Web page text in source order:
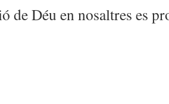
de Déu en nosaltres es